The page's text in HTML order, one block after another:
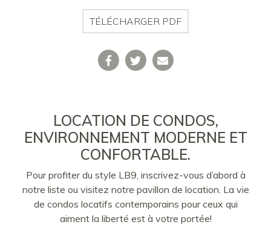
TÉLÉCHARGER PDF
LOCATION DE CONDOS,
ENVIRONNEMENT MODERNE ET
CONFORTABLE.
Pour profiter du style LB9, inscrivez-vous d’abord à
notre liste ou visitez notre pavillon de location. La vie
de condos locatifs contemporains pour ceux qui
aiment la liberté est à votre portée!